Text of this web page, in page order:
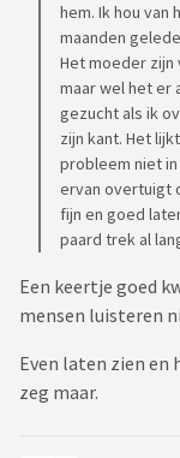
hem. Ik hou van
maanden
Het moeder zijn
maar wel het er
gezucht als ik
zijn kant. Het
probleem niet
ervan overtuigt
fijn en goed
paard trek al
Een keertje goed
mensen luisteren
Even laten zien en
zeg maar.